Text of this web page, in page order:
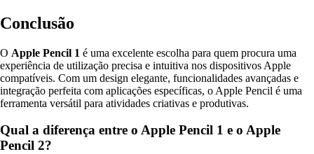
Conclusão
O Apple Pencil 1 é uma excelente escolha para quem procura uma
experiência de utilização precisa e intuitiva nos dispositivos Apple
compatíveis. Com um design elegante, funcionalidades avançadas e
integração perfeita com aplicações específicas, o Apple Pencil é uma
ferramenta versátil para atividades criativas e produtivas.
Qual a diferença entre o Apple Pencil 1 e o Apple
Pencil 2?